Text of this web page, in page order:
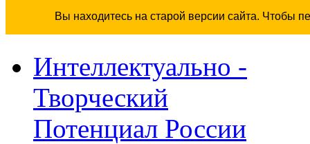
Вы находитесь на старой версии сайта. Чтобы
Интеллектуально -
Творческий
Потенциал России